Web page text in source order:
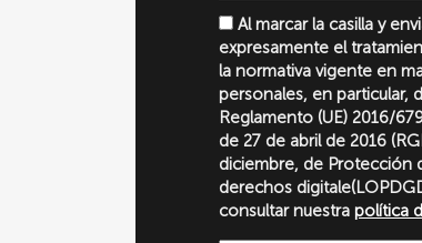
Al marcar la casilla y
expresamente el
la normativa vigente en
personales, en particular,
Reglamento (UE) 2016/
de 27 de abril de 2016
diciembre, de Protección
derechos
consultar nuestra política